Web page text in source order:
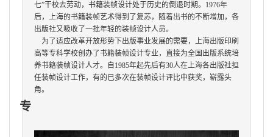
七”干校去劳动， 书籍装帧设计处于历史的倒退时期。 1976年
后，上海的书籍装帧艺术得到了复苏，随着出书的不断增加，各
出版社又吸收了一批年轻的装帧设计人员。
为了适应改革开放形势下出版事业发展的需要，上海出版印刷
高等专科学校创办了书籍装帧设计专业，直接为全国出版系统培
养书籍装帧设计人才。自 1985年起先后有30人在上海各出版社担
任装帧设计工作，有的已多次在装帧设计评比中获奖，崭露头
角。
专